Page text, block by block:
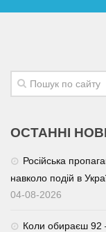
ОСТАННІ
Російська
навколо подій в
04-08-2026
Коли обираєш